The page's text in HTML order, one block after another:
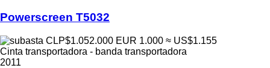
Powerscreen T5032
CLP$1.052.000 EUR 1.000 ≈ US$1.155
Cinta transportadora - banda transportadora
2011